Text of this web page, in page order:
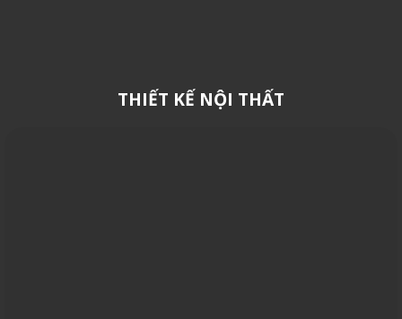
THIẾT KẾ NỘI THẤT